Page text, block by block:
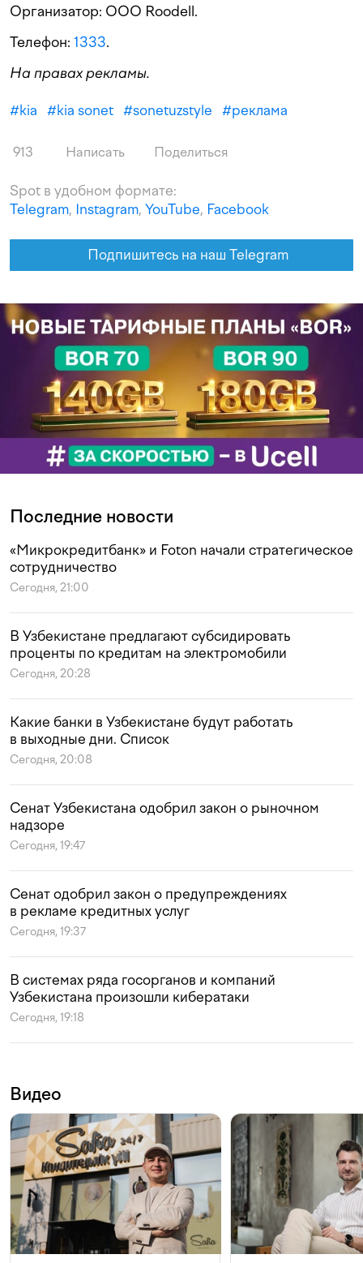
Организатор: ООО Roodell.
Телефон: 1333.
На правах рекламы.
#kia #kia sonet #sonetuzstyle #реклама
913 Написать Поделиться
Spot в удобном формате:
Telegram, Instagram, YouTube, Facebook
Подпишитесь на наш Telegram
Последние новости
«Микрокредитбанк» и Foton начали стратегическое
сотрудничество
Сегодня, 21:00
В Узбекистане предлагают субсидировать
проценты по кредитам на электромобили
Сегодня, 20:28
Какие банки в Узбекистане будут работать
в выходные дни. Список
Сегодня, 20:08
Сенат Узбекистана одобрил закон о рыночном
надзоре
Сегодня, 19:47
Сенат одобрил закон о предупреждениях
в рекламе кредитных услуг
Сегодня, 19:37
В системах ряда госорганов и компаний
Узбекистана произошли кибератаки
Сегодня, 19:18
Видео